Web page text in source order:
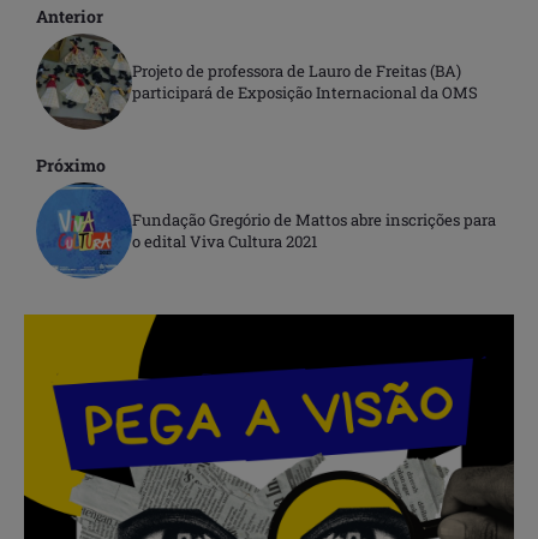
Anterior
Projeto de professora de Lauro de Freitas (BA)
participará de Exposição Internacional da OMS
Próximo
Fundação Gregório de Mattos abre inscrições para
o edital Viva Cultura 2021
.
.